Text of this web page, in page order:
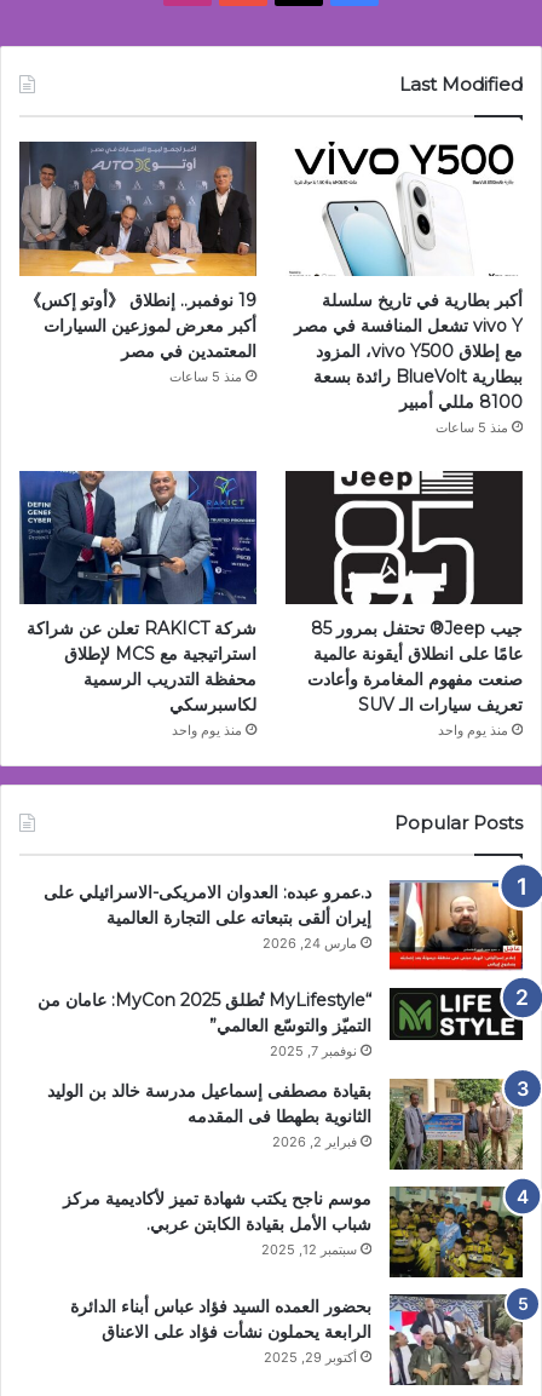
Last Modified
أكبر بطارية في تاريخ سلسلة
vivo Y تشعل المنافسة في مصر
مع إطلاق vivo Y500، المزود
ببطارية BlueVolt رائدة بسعة
8100 مللي أمبير
منذ 5 ساعات
19 نوفمبر.. إنطلاق 《أوتو إكس》
أكبر معرض لموزعين السيارات
المعتمدين في مصر
منذ 5 ساعات
جيب Jeep®️ تحتفل بمرور 85
عامًا على انطلاق أيقونة عالمية
صنعت مفهوم المغامرة وأعادت
تعريف سيارات الـ SUV
منذ يوم واحد
شركة RAKICT تعلن عن شراكة
استراتيجية مع MCS لإطلاق
محفظة التدريب الرسمية
لكاسبرسكي
منذ يوم واحد
Popular Posts
د.عمرو عبده: العدوان الامريكى-الاسرائيلي على
إيران ألقى بتبعاته على التجارة العالمية
مارس 24, 2026
“MyLifestyle تُطلق MyCon 2025: عامان من
التميّز والتوسّع العالمي”
نوفمبر 7, 2025
بقيادة مصطفى إسماعيل مدرسة خالد بن الوليد
الثانوية بطهطا فى المقدمه
فبراير 2, 2026
موسم ناجح يكتب شهادة تميز لأكاديمية مركز
شباب الأمل بقيادة الكابتن عربي.
سبتمبر 12, 2025
بحضور العمده السيد فؤاد عباس أبناء الدائرة
الرابعة يحملون نشأت فؤاد على الاعناق
أكتوبر 29, 2025